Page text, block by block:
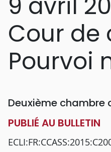
Cour de
Pourvoi
Deuxième chambre
PUBLIÉ AU BULLETIN